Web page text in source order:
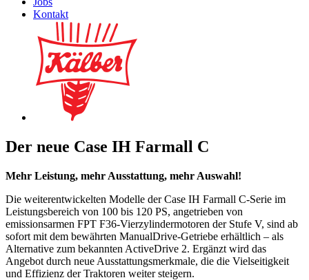
Kontakt
Der neue Case IH Farmall C
Mehr Leistung, mehr Ausstattung, mehr Auswahl!
Die weiterentwickelten Modelle der Case IH Farmall C-Serie im
Leistungsbereich von 100 bis 120 PS, angetrieben von
emissionsarmen FPT F36-Vierzylindermotoren der Stufe V, sind ab
sofort mit dem bewährten ManualDrive-Getriebe erhältlich – als
Alternative zum bekannten ActiveDrive 2. Ergänzt wird das
Angebot durch neue Ausstattungsmerkmale, die die Vielseitigkeit
und Effizienz der Traktoren weiter steigern.